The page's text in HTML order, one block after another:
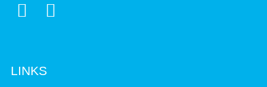
 
LINKS